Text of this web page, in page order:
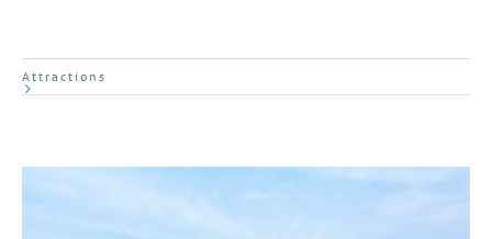
Attractions